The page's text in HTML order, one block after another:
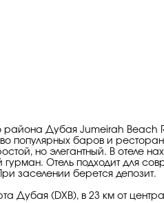
Дубая Jumeirah Beach
популярных баров и
но элегантный. В отеле
Отель подходит для
заселении берется депозит.
Дубая (DXB), в 23 км от